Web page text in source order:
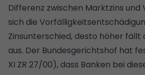
Differenz zwischen Marktzins
sich die
Zinsunterschied, desto höher fällt
aus. Der Bundesgerichtshof hat
XI ZR 27/00), dass Banken bei